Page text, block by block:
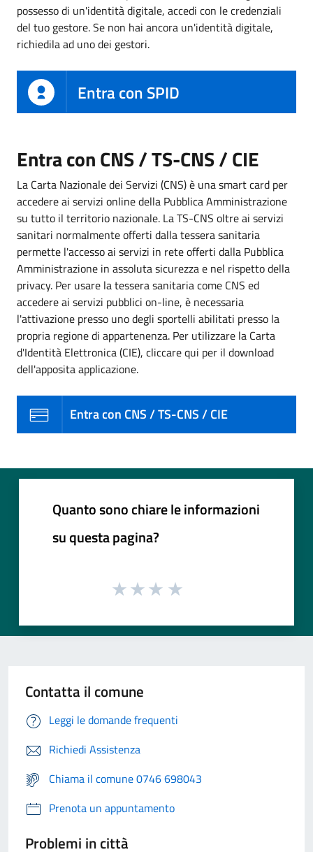
possesso di un'identità digitale, accedi con le credenziali
del tuo gestore. Se non hai ancora un'identità digitale,
richiedila ad uno dei gestori.
Entra con SPID
Entra con CNS / TS-CNS / CIE
La Carta Nazionale dei Servizi (CNS) è una smart card per
accedere ai servizi online della Pubblica Amministrazione
su tutto il territorio nazionale. La TS-CNS oltre ai servizi
sanitari normalmente offerti dalla tessera sanitaria
permette l'accesso ai servizi in rete offerti dalla Pubblica
Amministrazione in assoluta sicurezza e nel rispetto della
privacy. Per usare la tessera sanitaria come CNS ed
accedere ai servizi pubblici on-line, è necessaria
l'attivazione presso uno degli sportelli abilitati presso la
propria regione di appartenenza. Per utilizzare la Carta
d'Identità Elettronica (CIE), cliccare qui per il download
dell'apposita applicazione.
Entra con CNS / TS-CNS / CIE
Quanto sono chiare le informazioni
su questa pagina?
Contatta il comune
Leggi le domande frequenti
Richiedi Assistenza
Chiama il comune 0746 698043
Prenota un appuntamento
Problemi in città